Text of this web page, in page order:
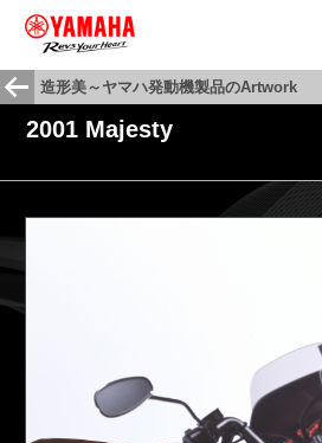
造形美～ヤマハ発動機製品のArtwork
2001 Majesty